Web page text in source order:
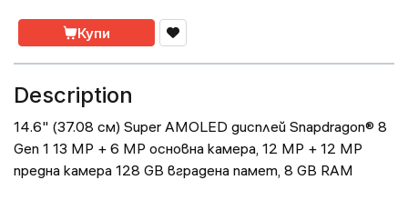
Купи
Description
14.6" (37.08 см) Super AMOLED дисплей Snapdragon® 8
Gen 1 13 MP + 6 MP основна камера, 12 MP + 12 MP
предна камера 128 GB вградена памет, 8 GB RAM